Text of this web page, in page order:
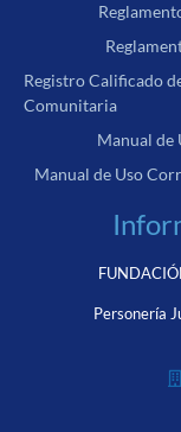
Registro Calificado
Comunitaria
Manual de
Manual de Uso
Personería